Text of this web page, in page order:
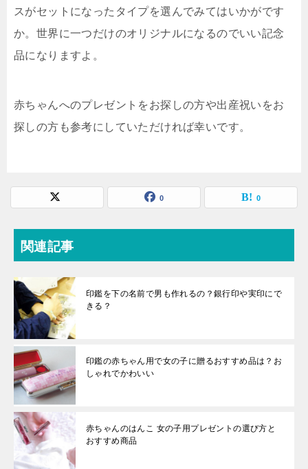
スがセットになったタイプを選んでみてはいかがです
か。世界に一つだけのオリジナルになるのでいい記念
品になりますよ。
赤ちゃんへのプレゼントをお探しの方や出産祝いをお
探しの方も参考にしていただければ幸いです。
0 0
関連記事
印鑑を下の名前で男も作れるの？銀行印や実印にで
きる？
印鑑の赤ちゃん用で女の子に贈るおすすめ品は？お
しゃれでかわいい
赤ちゃんのはんこ 女の子用プレゼントの選び方と
おすすめ商品